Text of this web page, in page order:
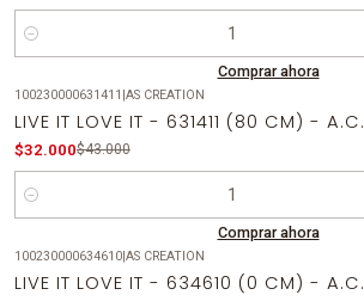
Cantidad
Comprar ahora
100230000631411 |AS CREATION
LIVE IT LOVE IT - 631411 (80 CM) - A.C.
$32.000$43.000
Cantidad
Comprar ahora
100230000634610|AS CREATION
LIVE IT LOVE IT - 634610 (0 CM) - A.C.